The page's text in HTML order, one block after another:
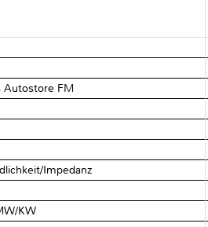
Autostore FM
Impedanz
KW